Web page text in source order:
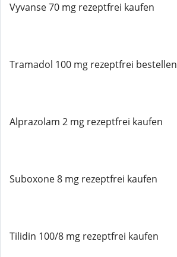
Vyvanse 70 mg rezeptfrei kaufen
Tramadol 100 mg rezeptfrei bestellen
Alprazolam 2 mg rezeptfrei kaufen
Suboxone 8 mg rezeptfrei kaufen
Tilidin 100/8 mg rezeptfrei kaufen